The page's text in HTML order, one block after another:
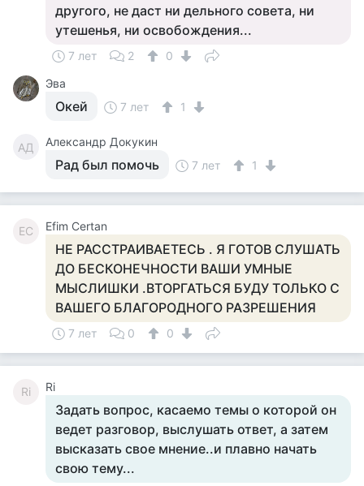
другого, не даст ни дельного совета, ни
утешенья, ни освобождения...
7 лет 2
0
Эва
Окей 7 лет 1
АД Александр Докукин
Рад был помочь 7 лет 1
EC Efim Certan
НЕ РАССТРАИВАЕТЕСЬ . Я ГОТОВ СЛУШАТЬ
ДО БЕСКОНЕЧНОСТИ ВАШИ УМНЫЕ
МЫСЛИШКИ .ВТОРГАТЬСЯ БУДУ ТОЛЬКО С
ВАШЕГО БЛАГОРОДНОГО РАЗРЕШЕНИЯ
7 лет 0 0
Ri Ri
Задать вопрос, касаемо темы о которой он
ведет разговор, выслушать ответ, а затем
высказать свое мнение..и плавно начать
свою тему...